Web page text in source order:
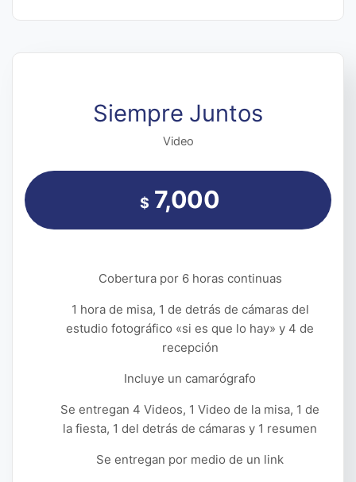
Siempre Juntos
Video
$ 7,000
Cobertura por 6 horas continuas
1 hora de misa, 1 de detrás de cámaras del
estudio fotográfico «si es que lo hay» y 4 de
recepción
Incluye un camarógrafo
Se entregan 4 Videos, 1 Video de la misa, 1 de
la fiesta, 1 del detrás de cámaras y 1 resumen
Se entregan por medio de un link